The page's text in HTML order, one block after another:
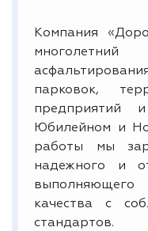
Компания
парковок,
предприятий
Юбилейном и
работы мы
надежного и
качества с
стандартов.